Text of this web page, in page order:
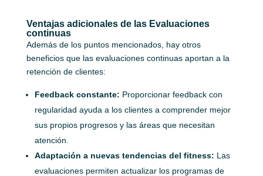
Ventajas adicionales de las Evaluaciones
continuas
Además de los puntos mencionados, hay otros
beneficios que las evaluaciones continuas aportan a la
retención de clientes:
Feedback constante: Proporcionar feedback con
regularidad ayuda a los clientes a comprender mejor
sus propios progresos y las áreas que necesitan
atención.
Adaptación a nuevas tendencias del fitness: Las
evaluaciones permiten actualizar los programas de